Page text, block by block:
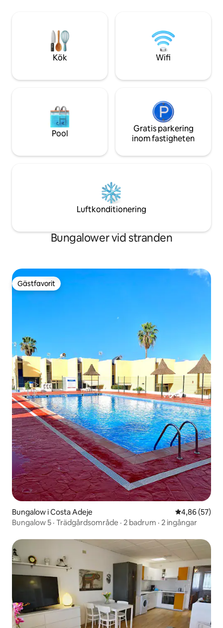
uppvärmd pool på vintern, massor av
solstolar och gratis parkering inne i
komplexet.
Kök Wifi
Pool
Gratis parkering
inom fastigheten
Luftkonditionering
Bungalower vid stranden
Gästfavorit
Gästfavorit
Bungalow i Costa Adeje 4,86 av 5 i
4,86 (57)
Bungalow 5 · Trädgårdsområde · 2 badrum · 2 ingångar